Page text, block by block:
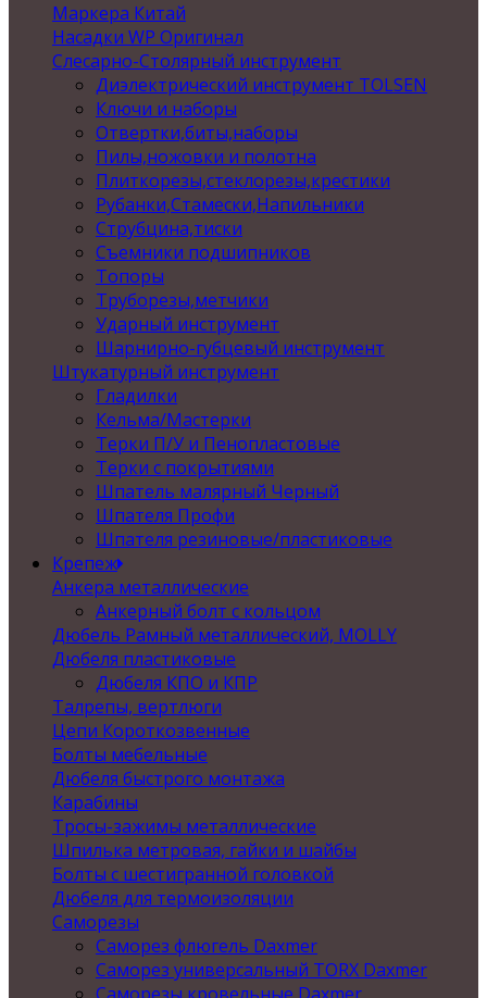
Маркера Китай
Насадки WP Оригинал
Слесарно-Столярный инструмент
Диэлектрический инструмент TOLSEN
Ключи и наборы
Отвертки,биты,наборы
Пилы,ножовки и полотна
Плиткорезы,стеклорезы,крестики
Рубанки,Стамески,Напильники
Струбцина,тиски
Съемники подшипников
Топоры
Труборезы,метчики
Ударный инструмент
Шарнирно-губцевый инструмент
Штукатурный инструмент
Гладилки
Кельма/Мастерки
Терки П/У и Пенопластовые
Терки с покрытиями
Шпатель малярный Черный
Шпателя Профи
Шпателя резиновые/пластиковые
Крепеж
Анкера металлические
Анкерный болт с кольцом
Дюбель Рамный металлический, MOLLY
Дюбеля пластиковые
Дюбеля КПО и КПР
Талрепы, вертлюги
Цепи Короткозвенные
Болты мебельные
Дюбеля быстрого монтажа
Карабины
Тросы-зажимы металлические
Шпилька метровая, гайки и шайбы
Болты с шестигранной головкой
Дюбеля для термоизоляции
Саморезы
Саморез флюгель Daxmer
Саморез универсальный TORX Daxmer